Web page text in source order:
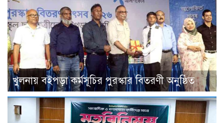
খুলনায় বইপড়া কর্মসূচির পুরস্কার বিতরণী অনুষ্ঠিত